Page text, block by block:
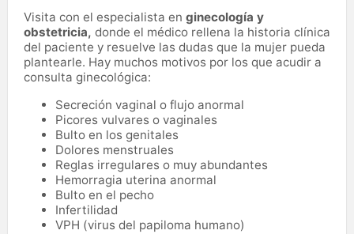
Visita con el especialista en ginecología y
obstetricia, donde el médico rellena la historia clínica
del paciente y resuelve las dudas que la mujer pueda
plantearle. Hay muchos motivos por los que acudir a
consulta ginecológica:
Secreción vaginal o flujo anormal
Picores vulvares o vaginales
Bulto en los genitales
Dolores menstruales
Reglas irregulares o muy abundantes
Hemorragia uterina anormal
Bulto en el pecho
Infertilidad
VPH (virus del papiloma humano)